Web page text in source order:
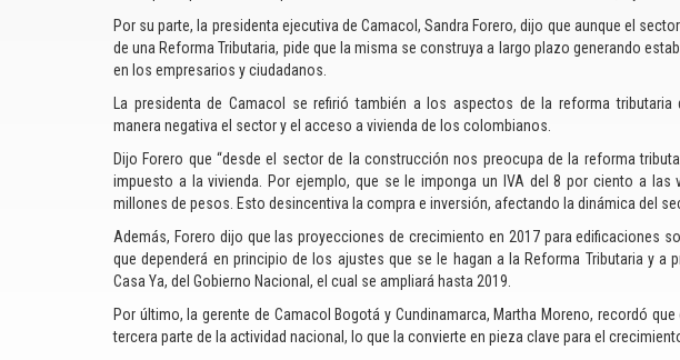
Por su parte, la presidenta ejecutiva de Camacol, Sandra Forero, dijo que aunque el
de una Reforma Tributaria, pide que la misma se construya a largo plazo generando
en los empresarios y ciudadanos.
La presidenta de Camacol se refirió también a los aspectos de la reforma tributaria
manera negativa el sector y el acceso a vivienda de los colombianos.
Dijo Forero que “desde el sector de la construcción nos preocupa de la reforma
impuesto a la vivienda. Por ejemplo, que se le imponga un IVA del 8 por ciento a las
millones de pesos. Esto desincentiva la compra e inversión, afectando la dinámica del
Además, Forero dijo que las proyecciones de crecimiento en 2017 para edificaciones
que dependerá en principio de los ajustes que se le hagan a la Reforma Tributaria y a
Casa Ya, del Gobierno Nacional, el cual se ampliará hasta 2019.
Por último, la gerente de Camacol Bogotá y Cundinamarca, Martha Moreno, recordó
tercera parte de la actividad nacional, lo que la convierte en pieza clave para el